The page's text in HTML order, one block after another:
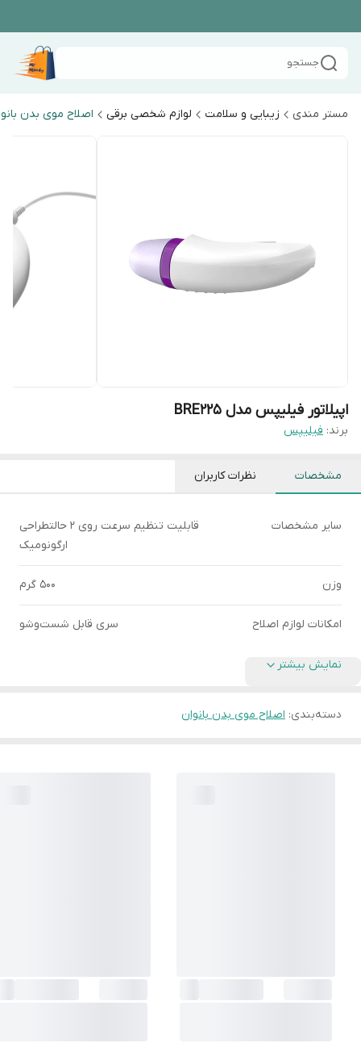
جستجو
مستر مندی زیبایی و سلامت لوازم شخصی برقی اصلاح موی بدن
اپیلاتور فیلیپس مدل BRE225
برند: فیلیپس
مشخصات نظرات کاربران
سایر مشخصات
قابلیت تنظیم سرعت روی 2 حالتطراحی
ارگونومیک
وزن 500 گرم
امکانات لوازم اصلاح سری قابل شست‌وشو
نمایش بیشتر
دسته‌بندی: اصلاح موی بدن بانوان